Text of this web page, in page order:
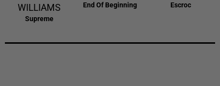
WILLIAMS
Supreme
End Of Beginning Escroc